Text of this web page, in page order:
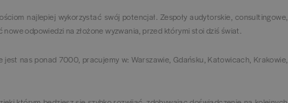
najlepiej wykorzystać swój potencjał. Zespoły audytorskie, consultingowe,
odpowiedzi na złożone wyzwania, przed którymi stoi dziś świat.
nas ponad 7000, pracujemy w: Warszawie, Gdańsku, Katowicach, Krakowie,